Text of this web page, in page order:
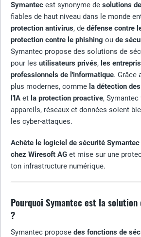
Symantec est synonyme de solutions
fiables de haut niveau dans le monde
protection antivirus, de défense contre
protection contre le phishing ou de
Symantec propose des solutions de
pour les utilisateurs privés, les
professionnels de l'informatique. Grâce
plus modernes, comme la détection
l'IA et la protection proactive,
appareils, réseaux et données soient
les cyber-attaques.
Achète le logiciel de sécurité
chez Wiresoft AG et mise sur une
ton infrastructure numérique.
Pourquoi Symantec est la
?
Symantec propose des fonctions de